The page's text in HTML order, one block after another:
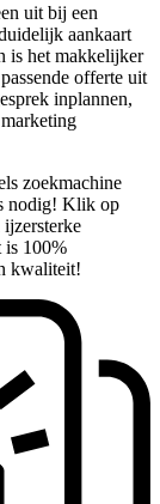
uit bij een
aankaart
is het makkelijker
offerte uit
inplannen,
zoekmachine
nodig! Klik op
is 100%
kwaliteit!